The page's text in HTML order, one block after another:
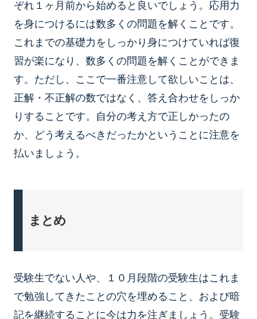
ぞれ１ヶ月前から始めると良いでしょう。応用力
を身につけるには数多くの問題を解くことです。
これまでの基礎力をしっかり身につけていれば復
習が楽になり、数多くの問題を解くことができま
す。ただし、ここで一番注意して欲しいことは、
正解・不正解の数ではなく、答え合わせをしっか
りすることです。自分の考え方で正しかったの
か、どう考えるべきだったかということに注意を
払いましょう。
まとめ
受験生でない人や、１０月段階の受験生はこれま
で勉強してきたことの穴を埋めること、および暗
記を継続することに今は力を注ぎましょう。受験